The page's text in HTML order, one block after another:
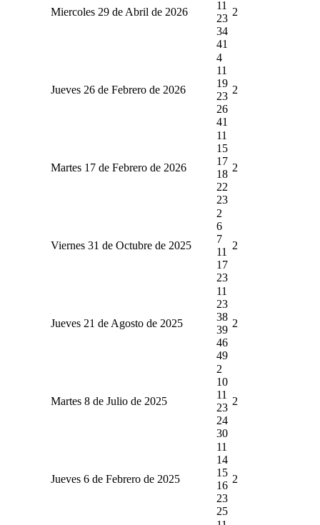
Miercoles 29 de Abril de 2026
11
23
34
41
2
Jueves 26 de Febrero de 2026
4
11
19
23
26
41
2
Martes 17 de Febrero de 2026
11
15
17
18
22
23
2
Viernes 31 de Octubre de 2025
2
6
7
11
17
23
2
Jueves 21 de Agosto de 2025
11
23
38
39
46
49
2
Martes 8 de Julio de 2025
2
10
11
23
24
30
2
Jueves 6 de Febrero de 2025
11
14
15
16
23
25
2